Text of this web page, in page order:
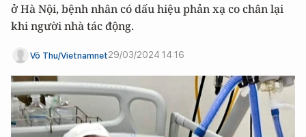
ở Hà Nội, bệnh nhân có dấu hiệu phản xạ co chân lại
khi người nhà tác động.
Võ Thu/Vietnamnet29/03/2024 14:16